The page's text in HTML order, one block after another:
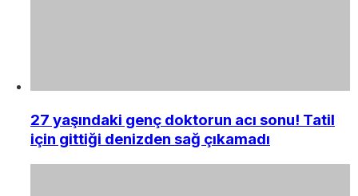
27 yaşındaki genç doktorun acı sonu! Tatil
için gittiği denizden sağ çıkamadı